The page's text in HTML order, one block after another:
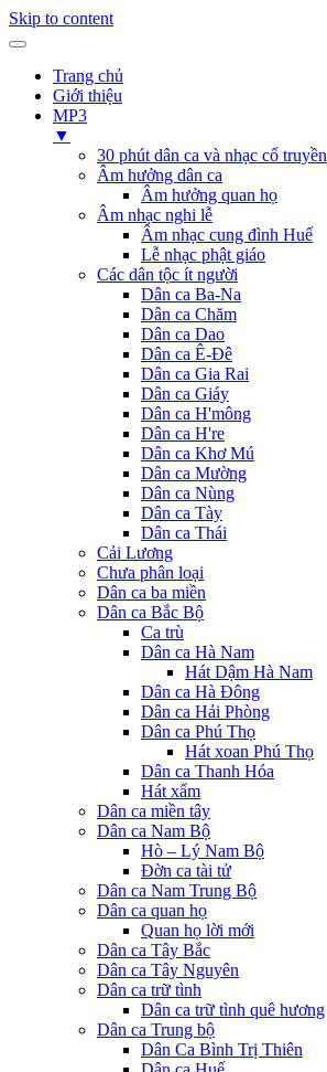
Skip to content
Trang chủ
Giới thiệu
MP3
▼
30 phút dân ca và nhạc cổ truyền
Âm hưởng dân ca
Âm hưởng quan họ
Âm nhạc nghi lễ
Âm nhạc cung đình Huế
Lễ nhạc phật giáo
Các dân tộc ít người
Dân ca Ba-Na
Dân ca Chăm
Dân ca Dao
Dân ca Ê-Đê
Dân ca Gia Rai
Dân ca Giáy
Dân ca H'mông
Dân ca H're
Dân ca Khơ Mú
Dân ca Mường
Dân ca Nùng
Dân ca Tày
Dân ca Thái
Cải Lương
Chưa phân loại
Dân ca ba miền
Dân ca Bắc Bộ
Ca trù
Dân ca Hà Nam
Hát Dậm Hà Nam
Dân ca Hà Đông
Dân ca Hải Phòng
Dân ca Phú Thọ
Hát xoan Phú Thọ
Dân ca Thanh Hóa
Hát xẩm
Dân ca miền tây
Dân ca Nam Bộ
Hò – Lý Nam Bộ
Đờn ca tài tử
Dân ca Nam Trung Bộ
Dân ca quan họ
Quan họ lời mới
Dân ca Tây Bắc
Dân ca Tây Nguyên
Dân ca trữ tình
Dân ca trữ tình quê hương
Dân ca Trung bộ
Dân Ca Bình Trị Thiên